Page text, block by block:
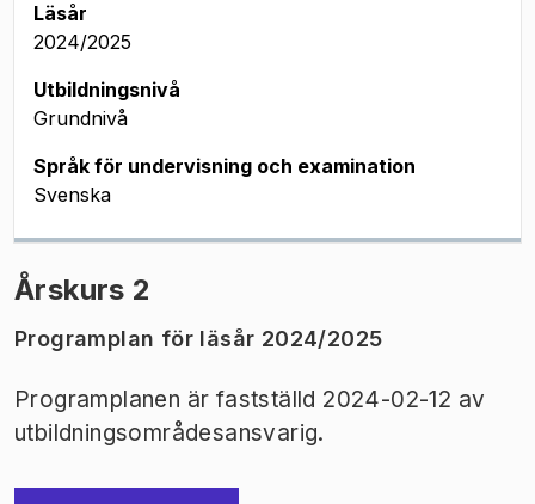
Läsår
2024/2025
Utbildningsnivå
Grundnivå
Språk för undervisning och examination
Svenska
Årskurs 2
Programplan för läsår 2024/2025
Programplanen är fastställd 2024-02-12 av
utbildningsområdesansvarig.